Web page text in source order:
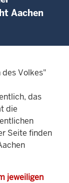
Aachen
Volkes"
das
die
Seite finden
jeweiligen